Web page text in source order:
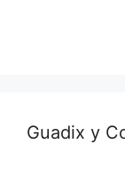
Guadix y